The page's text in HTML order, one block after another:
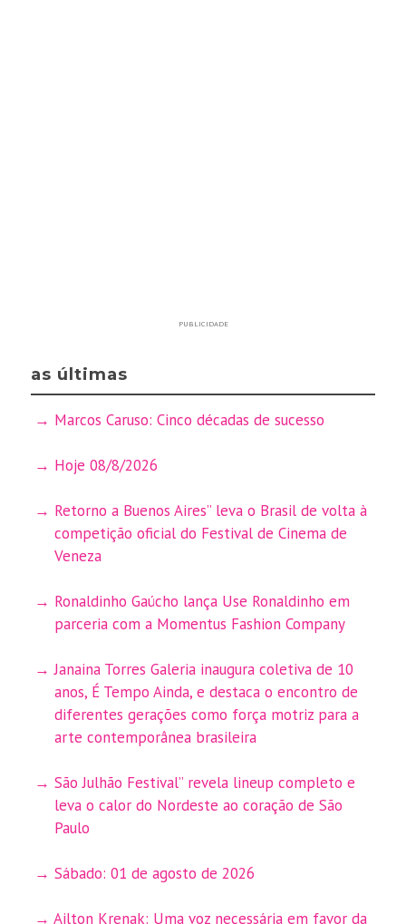
PUBLICIDADE
as últimas
Marcos Caruso: Cinco décadas de sucesso
Hoje 08/8/2026
Retorno a Buenos Aires” leva o Brasil de volta à
competição oficial do Festival de Cinema de
Veneza
Ronaldinho Gaúcho lança Use Ronaldinho em
parceria com a Momentus Fashion Company
Janaina Torres Galeria inaugura coletiva de 10
anos, É Tempo Ainda, e destaca o encontro de
diferentes gerações como força motriz para a
arte contemporânea brasileira
São Julhão Festival” revela lineup completo e
leva o calor do Nordeste ao coração de São
Paulo
Sábado: 01 de agosto de 2026
Ailton Krenak: Uma voz necessária em favor da